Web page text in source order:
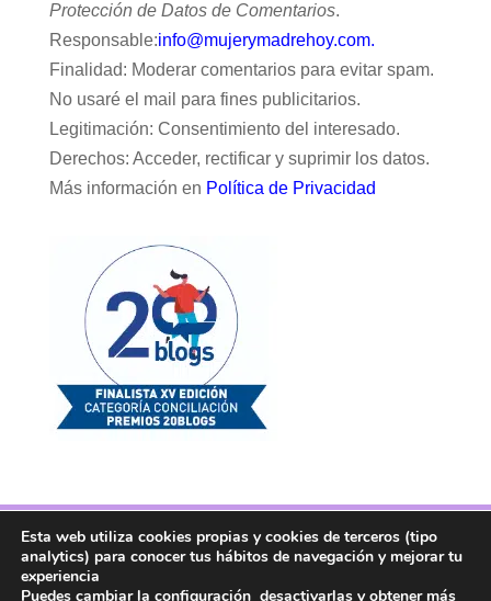
Protección de Datos de Comentarios.
Responsable:info@mujerymadrehoy.com.
Finalidad: Moderar comentarios para evitar spam.
No usaré el mail para fines publicitarios.
Legitimación: Consentimiento del interesado.
Derechos: Acceder, rectificar y suprimir los datos.
Más información en Política de Privacidad
Facebook Twitter Telegram
RSS
Instagram
Aviso legal Linkedin
Esta web utiliza cookies propias y cookies de terceros (tipo
analytics) para conocer tus hábitos de navegación y mejorar tu
experiencia
Puedes cambiar la configuración desactivarlas y obtener más